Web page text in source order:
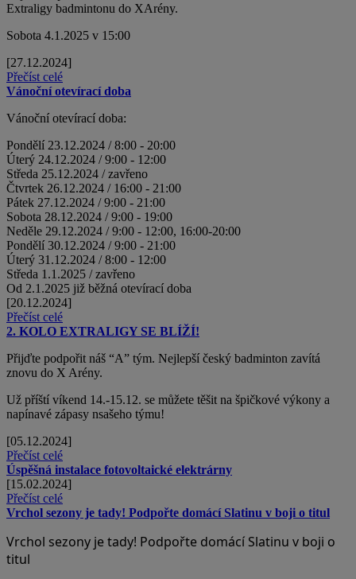
Extraligy badmintonu do XArény.
Sobota 4.1.2025 v 15:00
[27.12.2024]
Přečíst celé
Vánoční otevírací doba
Vánoční otevírací doba:
Pondělí 23.12.2024 / 8:00 - 20:00
Úterý 24.12.2024 / 9:00 - 12:00
Středa 25.12.2024 / zavřeno
Čtvrtek 26.12.2024 / 16:00 - 21:00
Pátek 27.12.2024 / 9:00 - 21:00
Sobota 28.12.2024 / 9:00 - 19:00
Neděle 29.12.2024 / 9:00 - 12:00, 16:00-20:00
Pondělí 30.12.2024 / 9:00 - 21:00
Úterý 31.12.2024 / 8:00 - 12:00
Středa 1.1.2025 / zavřeno
Od 2.1.2025 již běžná otevírací doba
[20.12.2024]
Přečíst celé
2. KOLO EXTRALIGY SE BLÍŽÍ!
Přijďte podpořit náš “A” tým. Nejlepší český badminton zavítá
znovu do X Arény.
Už příští víkend 14.-15.12. se můžete těšit na špičkové výkony a
napínavé zápasy nsašeho týmu!
[05.12.2024]
Přečíst celé
Úspěšná instalace fotovoltaické elektrárny
[15.02.2024]
Přečíst celé
Vrchol sezony je tady! Podpořte domácí Slatinu v boji o titul
Vrchol sezony je tady! Podpořte domácí Slatinu v boji o
titul